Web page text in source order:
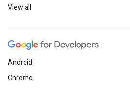
View all
Android
Chrome